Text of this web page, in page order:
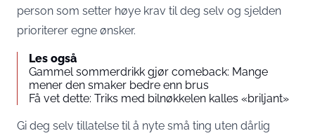
person som setter høye krav til deg selv og sjelden
prioriterer egne ønsker.
Les også
Gammel sommerdrikk gjør comeback: Mange
mener den smaker bedre enn brus
Få vet dette: Triks med bilnøkkelen kalles «briljant»
Gi deg selv tillatelse til å nyte små ting uten dårlig